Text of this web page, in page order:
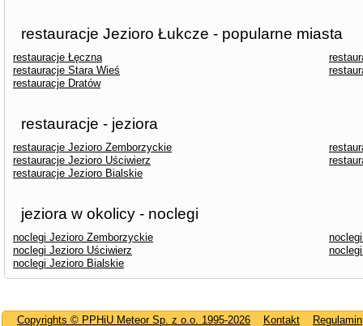
restauracje Jezioro Łukcze - popularne miasta
restauracje Łęczna
restauracje Stara Wieś
restauracje Dratów
restauracje - jeziora
restauracje Jezioro Zemborzyckie
restauracje Jezioro Uściwierz
restauracje Jezioro Bialskie
jeziora w okolicy - noclegi
noclegi Jezioro Zemborzyckie
noclegi Jezioro Uściwierz
noclegi Jezioro Bialskie
Copyrights © PPHiU Meteor Sp. z o.o. 1995-2026 Kontakt Regulamin